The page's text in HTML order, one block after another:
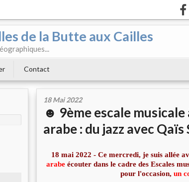
de la Butte aux Cailles
Contact
18 Mai 2022
☻ 9ème escale
arabe : du jazz avec Qaïs
18 mai 2022 - Ce mercredi, je suis allée
arabe écouter dans le cadre des Escales
pour l'occasion, un